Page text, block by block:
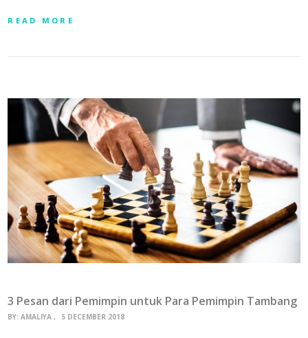
READ MORE
3 Pesan dari Pemimpin untuk Para Pemimpin Tambang
BY:AMALIYA 5 DECEMBER 2018